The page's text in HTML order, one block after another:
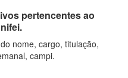
pertencentes ao
nome, cargo, titulação,
campi.